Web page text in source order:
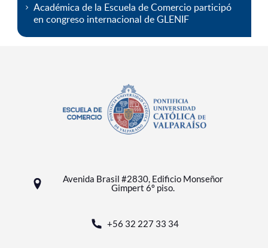
Académica de la Escuela de Comercio participó
en congreso internacional de GLENIF
Avenida Brasil #2830, Edificio Monseñor
Gimpert 6º piso.
+56 32 227 33 34